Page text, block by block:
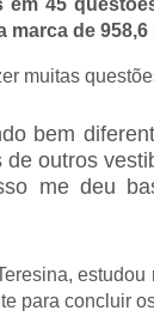
em 45
de 958,6
muitas
bem
outros
me deu
estudou
para concluir